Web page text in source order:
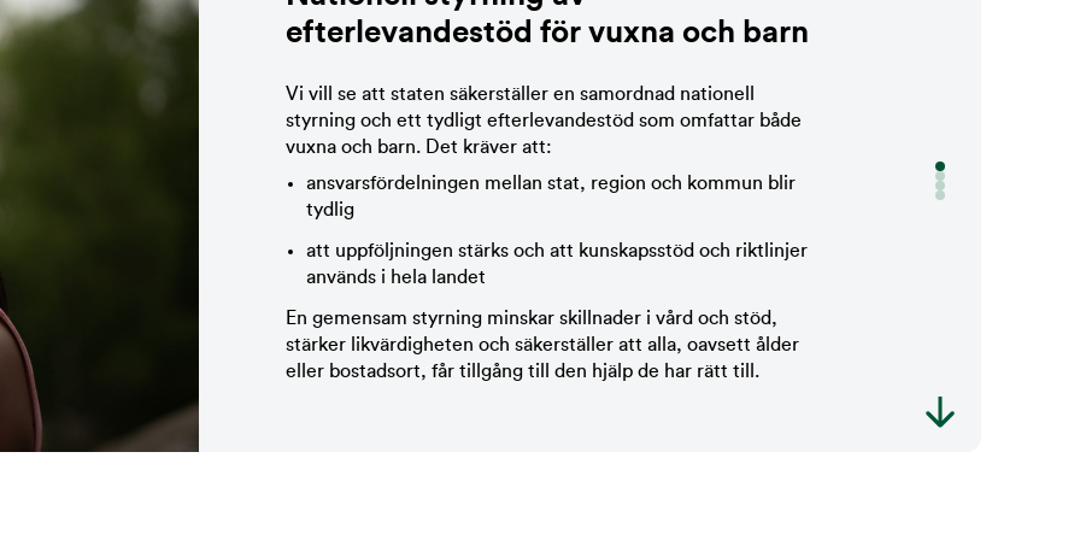
behov av att reglera vilka resurser elevhälsan ska ha i förhållande till antal elever.
Regionerna bör göra en översyn av utskrivningen av de vanligaste preparaten som används
för läkares anmälningsskyldighet enligt vapenlagen.
Regionerna bör prioritera att ta fram skriftliga överenskommelser med andra aktörer
efterlevandestöd för vuxna och barn
Vi vill se att staten säkerställer en samordnad nationell
styrning och ett tydligt efterlevandestöd som omfattar både
vuxna och barn. Det kräver att:
ansvarsfördelningen mellan stat, region och kommun blir
tydlig
att uppföljningen stärks och att kunskapsstöd och riktlinjer
används i hela landet
En gemensam styrning minskar skillnader i vård och stöd,
stärker likvärdigheten och säkerställer att alla, oavsett ålder
eller bostadsort, får tillgång till den hjälp de har rätt till.